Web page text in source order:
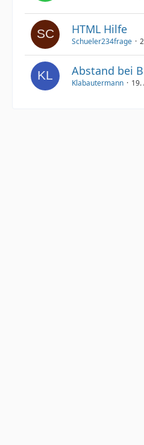
HTML Hilfe
Schueler234frage
Abstand bei
Klabautermann 19.